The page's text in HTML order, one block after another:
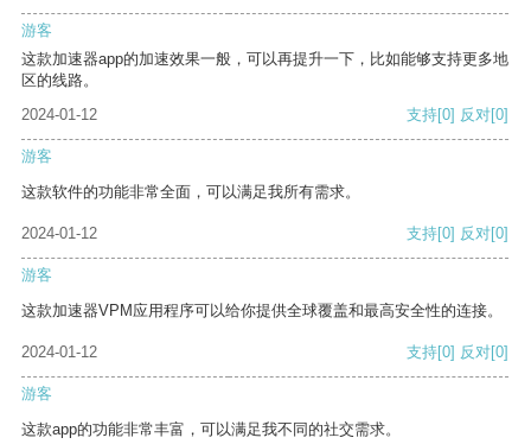
游客
这款加速器app的加速效果一般，可以再提升一下，比如能够支持更多地
区的线路。
2024-01-12
支持[0] 反对[0]
游客
这款软件的功能非常全面，可以满足我所有需求。
2024-01-12 支持[0] 反对[0]
游客
这款加速器VPM应用程序可以给你提供全球覆盖和最高安全性的连接。
2024-01-12 支持[0] 反对[0]
游客
这款app的功能非常丰富，可以满足我不同的社交需求。